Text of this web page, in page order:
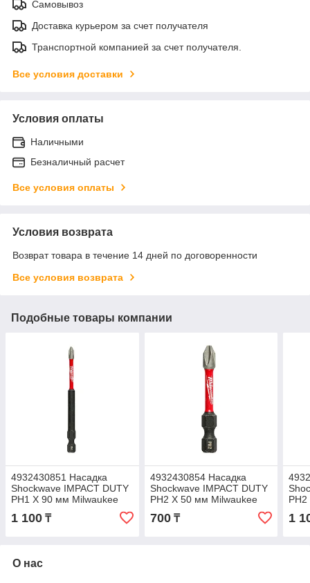
Самовывоз
Доставка курьером за счет получателя
Транспортной компанией за счет получателя.
Все условия доставки
Условия оплаты
Наличными
Безналичный расчет
Все условия оплаты
Условия возврата
Возврат товара в течение 14 дней по договоренности
Все условия возврата
Подобные товары компании
4932430851 Насадка
Shockwave IMPACT DUTY
PH1 X 90 мм Milwaukee
1 100 ₸
4932430854 Насадка
Shockwave IMPACT DUTY
PH2 X 50 мм Milwaukee
700₸ 1
О нас